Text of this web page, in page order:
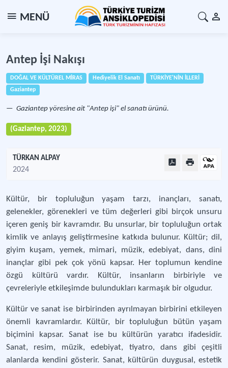
MENÜ
Antep İşi Nakışı
DOĞAL VE KÜLTÜREL MİRAS Hediyelik El Sanatı
TÜRKİYE'NİN İLLERİ
Gaziantep
Gaziantep yöresine ait "Antep işi" el sanatı ürünü.
(Gaziantep, 2023)
TÜRKAN ALPAY
2024
Kültür, bir topluluğun yaşam tarzı, inançları, sanatı,
gelenekler, görenekleri ve tüm değerleri gibi birçok unsuru
içeren geniş bir kavramdır. Bu unsurlar, bir topluluğun ortak
kimlik ve anlayış geliştirmesine katkıda bulunur. Kültür; dil,
giyim kuşam, yemek, mimari, müzik, edebiyat, dans, dini
inançlar gibi pek çok yönü kapsar. Her toplumun kendine
özgü kültürü vardır. Kültür, insanların birbiriyle ve
çevreleriyle etkileşimde bulundukları karmaşık bir olgudur.
Kültür ve sanat ise birbirinden ayrılmayan birbirini etkileyen
önemli kavramlardır. Kültür, bir topluluğun bütün yaşam
biçimini kapsar. Sanat ise bu kültürün yaratıcı ifadesidir.
Sanat, resim, müzik, edebiyat, tiyatro, dans gibi çeşitli
alanlarda kendini gösterir. Sanat, kültürün duygusal, estetik